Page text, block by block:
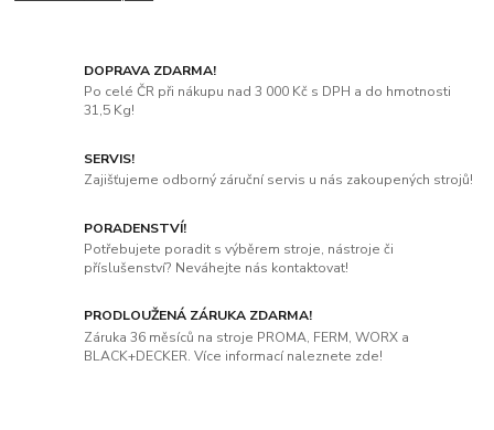
DOPRAVA ZDARMA!
Po celé ČR při nákupu nad 3 000 Kč s DPH a do hmotnosti
31,5 Kg!
SERVIS!
Zajišťujeme odborný záruční servis u nás zakoupených strojů!
PORADENSTVÍ!
Potřebujete poradit s výběrem stroje, nástroje či
příslušenství? Neváhejte nás kontaktovat!
PRODLOUŽENÁ ZÁRUKA ZDARMA!
Záruka 36 měsíců na stroje PROMA, FERM, WORX a
BLACK+DECKER. Více informací naleznete zde!